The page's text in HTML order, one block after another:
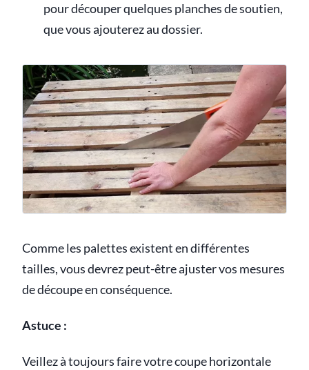
pour découper quelques planches de soutien,
que vous ajouterez au dossier.
Comme les palettes existent en différentes
tailles, vous devrez peut-être ajuster vos mesures
de découpe en conséquence.
Astuce :
Veillez à toujours faire votre coupe horizontale